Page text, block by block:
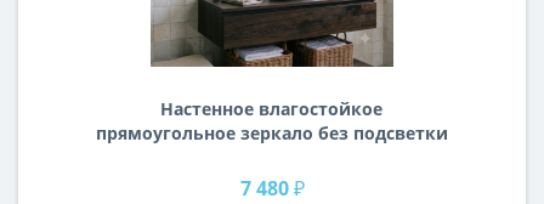
Настенное влагостойкое
прямоугольное зеркало без подсветки
7 480 ₽